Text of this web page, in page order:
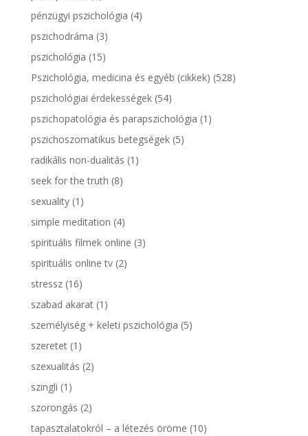
pénzügyi pszichológia (4)
pszichodráma (3)
pszichológia (15)
Pszichológia, medicina és egyéb (cikkek) (528)
pszichológiai érdekességek(54)
pszichopatológia és parapszichológia (1)
pszichoszomatikus betegségek(5)
radikális non-dualitás (1)
seek for the truth (8)
sexuality(1)
simple meditation (4)
spirituális filmek online (3)
spirituális online tv(2)
stressz(16)
szabad akarat(1)
személyiség + keleti pszichológia (5)
szeretet(1)
szexualitás (2)
szingli (1)
szorongás (2)
tapasztalatokról – a létezés öröme (10)